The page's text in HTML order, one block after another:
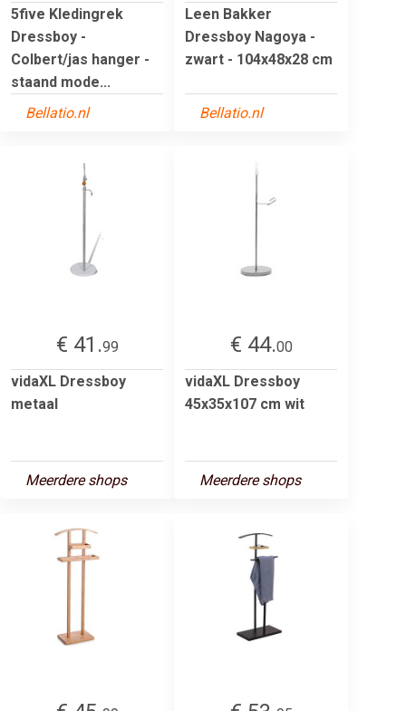
5five Kledingrek
Dressboy -
Colbert/jas hanger -
staand mode...
Bellatio.nl
Leen Bakker
Dressboy Nagoya -
zwart - 104x48x28 cm
Bellatio.nl
€ 41.99
vidaXL Dressboy
metaal
Meerdere shops
€ 44.00
vidaXL Dressboy
45x35x107 cm wit
Meerdere shops